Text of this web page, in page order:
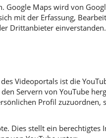
Google Maps wird von
mit der Erfassung,
Drittanbieter
Videoportals ist die
Servern von YouTube
Profil zuzuordnen,
Dies stellt ein berechtigtes